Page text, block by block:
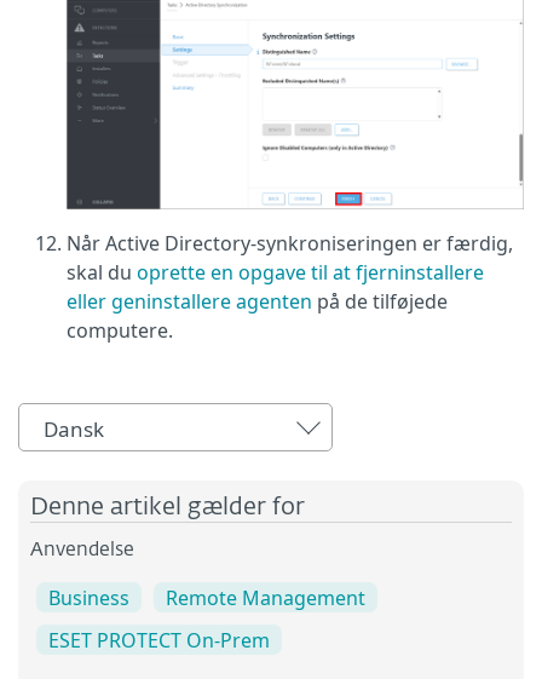
Når Active Directory-synkroniseringen er færdig,
skal du oprette en opgave til at fjerninstallere
eller geninstallere agenten på de tilføjede
computere.
Dansk
Denne artikel gælder for
Anvendelse
Business
Remote Management
ESET PROTECT On-Prem